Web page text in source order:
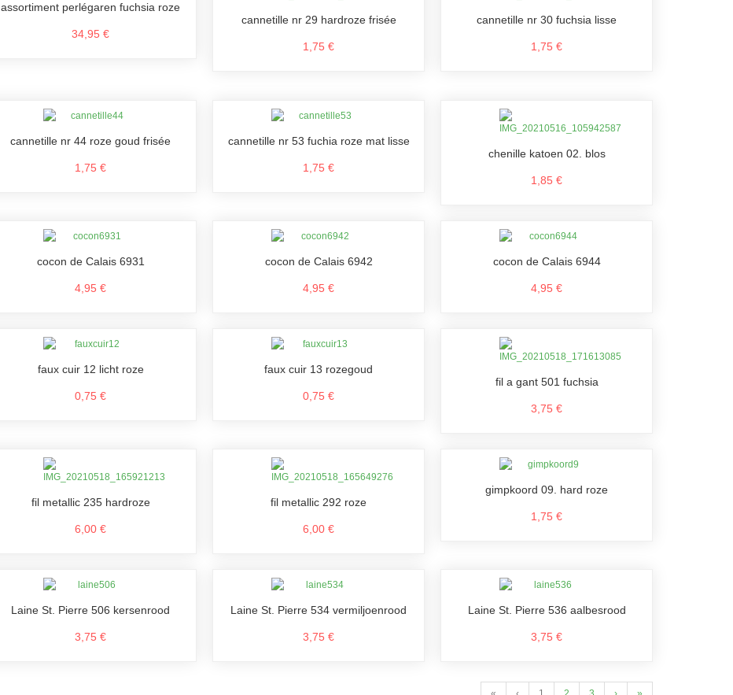
assortiment perlégaren fuchsia roze
34,95 €
cannetille nr 29 hardroze frisée
1,75 €
cannetille nr 30 fuchsia lisse
1,75 €
cannetille nr 44 roze goud frisée
1,75 €
cannetille nr 53 fuchia roze mat lisse
1,75 €
chenille katoen 02. blos
1,85 €
cocon de Calais 6931
4,95 €
cocon de Calais 6942
4,95 €
cocon de Calais 6944
4,95 €
faux cuir 12 licht roze
0,75 €
faux cuir 13 rozegoud
0,75 €
fil a gant 501 fuchsia
3,75 €
fil metallic 235 hardroze
6,00 €
fil metallic 292 roze
6,00 €
gimpkoord 09. hard roze
1,75 €
Laine St. Pierre 506 kersenrood
3,75 €
Laine St. Pierre 534 vermiljoenrood
3,75 €
Laine St. Pierre 536 aalbesrood
3,75 €